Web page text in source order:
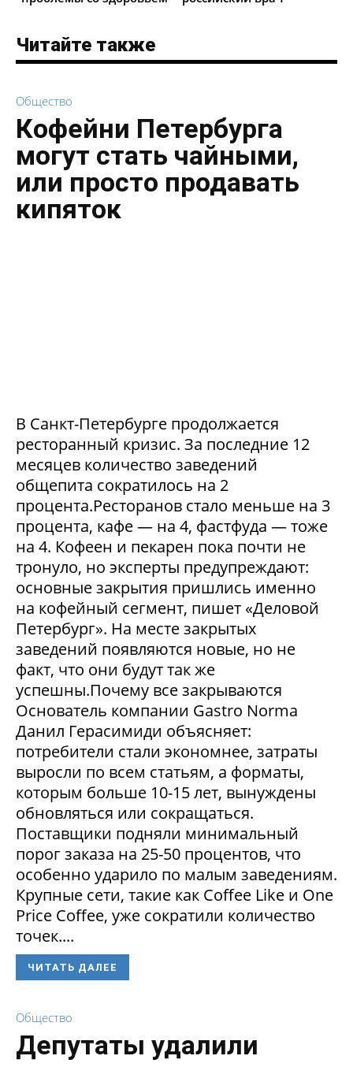
Читайте также
Общество
Кофейни Петербурга
могут стать чайными,
или просто продавать
кипяток
В Санкт-Петербурге продолжается
ресторанный кризис. За последние 12
месяцев количество заведений
общепита сократилось на 2
процента.Ресторанов стало меньше на 3
процента, кафе — на 4, фастфуда — тоже
на 4. Кофеен и пекарен пока почти не
тронуло, но эксперты предупреждают:
основные закрытия пришлись именно
на кофейный сегмент, пишет «Деловой
Петербург». На месте закрытых
заведений появляются новые, но не
факт, что они будут так же
успешны.Почему все закрываются
Основатель компании Gastro Norma
Данил Герасимиди объясняет:
потребители стали экономнее, затраты
выросли по всем статьям, а форматы,
которым больше 10-15 лет, вынуждены
обновляться или сокращаться.
Поставщики подняли минимальный
порог заказа на 25-50 процентов, что
особенно ударило по малым заведениям.
Крупные сети, такие как Coffee Like и One
Price Coffee, уже сократили количество
точек....
ЧИТАТЬ ДАЛЕЕ
Общество
Депутаты удалили